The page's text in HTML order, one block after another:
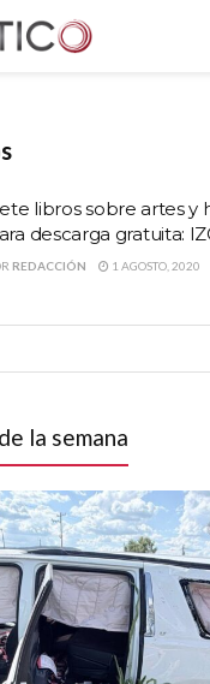
libros sobre artes y
descarga gratuita:
REDACCIÓN 1 AGOSTO, 2020
la semana